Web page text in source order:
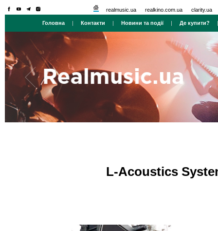
realmusic.ua realkino.com.ua clarity.ua
Головна | Контакти | Новини та події| Де купити?
L-Acoustics